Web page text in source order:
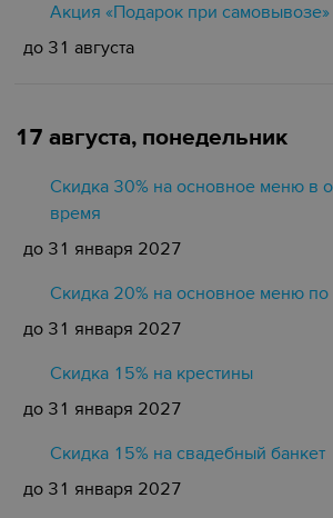
Акция «Подарок при самовывозе»
до 31 августа
17 августа, понедельник
Скидка 30% на основное меню в
время
до 31 января 2027
Скидка 20% на основное меню по
до 31 января 2027
Скидка 15% на крестины
до 31 января 2027
Cкидка 15% на свадебный банкет
до 31 января 2027